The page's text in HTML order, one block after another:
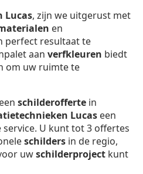
Lucas, zijn we uitgerust met
en
perfect resultaat te
aan verfkleuren biedt
om uw ruimte te
schilderofferte in
Lucas een
U kunt tot 3 offertes
schilders in de regio,
uwschilderproject kunt